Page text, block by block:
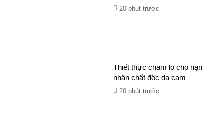
20 phút trước
Thiết thực chăm lo cho nạn
nhân chất độc da cam
20 phút trước